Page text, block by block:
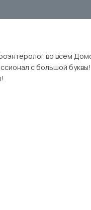
во всём
с большой буквы!